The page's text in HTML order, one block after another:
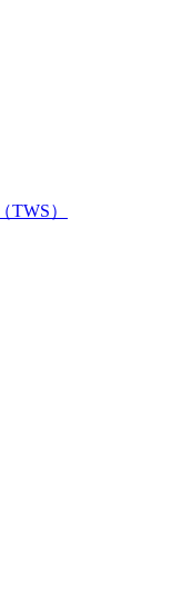
TWS）